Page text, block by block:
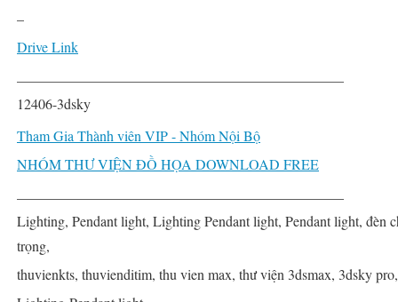
–
Drive Link
12406-3dsky
Tham Gia Thành viên VIP - Nhóm Nội Bộ
NHÓM THƯ VIỆN ĐỒ HỌA DOWNLOAD FREE
Lighting, Pendant light, Lighting Pendant light, Pendant light, đèn
trọng,
thuvienkts, thuvienditim, thu vien max, thư viện 3dsmax, 3dsky